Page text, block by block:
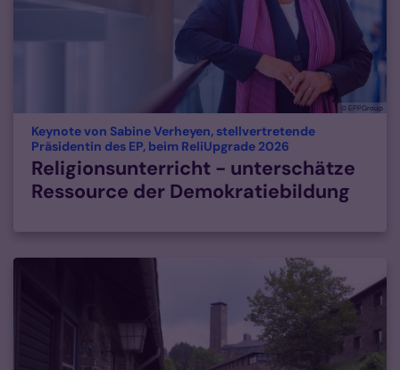
© EPPGroup
Keynote von Sabine Verheyen, stellvertretende
Präsidentin des EP, beim ReliUpgrade 2026
Religionsunterricht - unterschätze
Ressource der Demokratiebildung